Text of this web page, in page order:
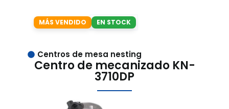
MÁS VENDIDO EN STOCK
Centros de mesa nesting
Centro de mecanizado KN-
3710DP